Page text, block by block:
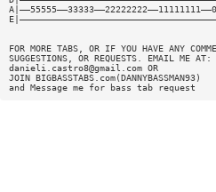
FOR MORE TABS, OR IF YOU HAVE ANY
SUGGESTIONS, OR REQUESTS. EMAIL ME AT:
danieli.castro8@gmail.comOR
JOIN BIGBASSTABS.com(DANNYBASSMAN93)
and Message me for bass tab request